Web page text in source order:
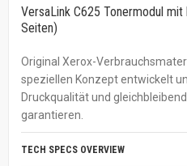
VersaLink C625 Tonermodul
Seiten)
Original Xerox-
speziellen Konzept entwickelt
Druckqualität und
garantieren.
TECH SPECS OVERVIEW